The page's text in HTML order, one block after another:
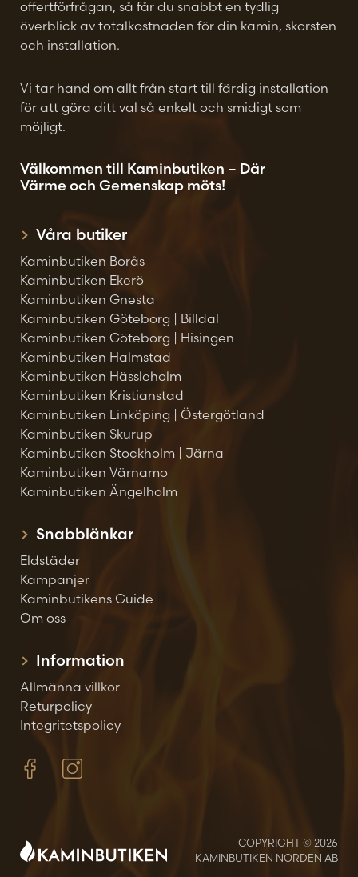
offertförfrågan, så får du snabbt en tydlig
överblick av totalkostnaden för din kamin, skorsten
och installation.
Vi tar hand om allt från start till färdig installation
för att göra ditt val så enkelt och smidigt som
möjligt.
Välkommen till Kaminbutiken – Där
Värme och Gemenskap möts!
Våra butiker
Kaminbutiken Borås
Kaminbutiken Ekerö
Kaminbutiken Gnesta
Kaminbutiken Göteborg | Billdal
Kaminbutiken Göteborg | Hisingen
Kaminbutiken Halmstad
Kaminbutiken Hässleholm
Kaminbutiken Kristianstad
Kaminbutiken Linköping | Östergötland
Kaminbutiken Skurup
Kaminbutiken Stockholm | Järna
Kaminbutiken Värnamo
Kaminbutiken Ängelholm
Snabblänkar
Eldstäder
Kampanjer
Kaminbutikens Guide
Om oss
Information
Allmänna villkor
Returpolicy
Integritetspolicy
COPYRIGHT © 2026
KAMINBUTIKEN NORDEN AB